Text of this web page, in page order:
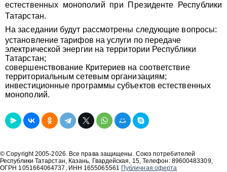
естественных монополий при Президенте Республики
Татарстан.
На заседании будут рассмотрены следующие вопросы:
установление тарифов на услуги по передаче
электрической энергии на территории Республики
Татарстан;
совершенствование Критериев на соответствие
территориальным сетевым организациям;
инвестиционные программы субъектов естественных
монополий.
© Copyright 2005-2026. Все права защищены. Союз потребителей
Республики Татарстан, Казань, Гвардейская, 15, Телефон: 89600483309,
ОГРН 1051664064737, ИНН 1655065561 Публичная оферта